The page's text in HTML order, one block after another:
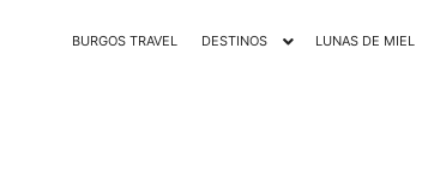
BURGOS TRAVEL DESTINOS LUNAS DE MIEL